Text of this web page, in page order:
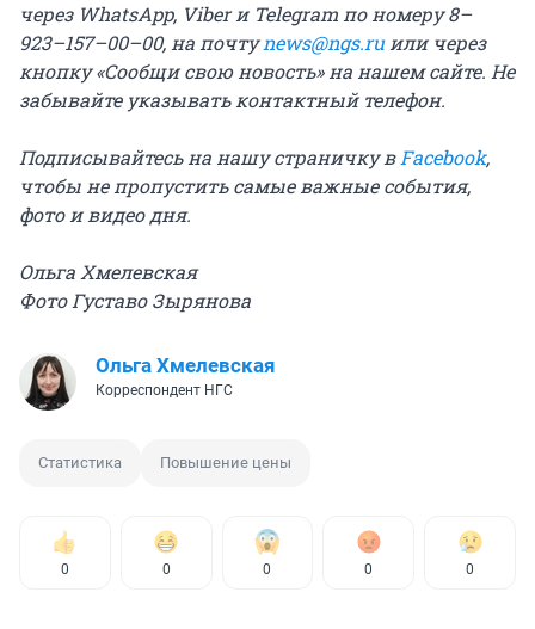
через WhatsApp, Viber и Telegram по номеру 8–
923–157–00–00, на почтуnews@ngs.ruили через
кнопку «Сообщи свою новость» на нашем сайте. Не
забывайте указывать контактный телефон.
Подписывайтесь на нашу страничку вFacebook,
чтобы не пропустить самые важные события,
фото и видео дня.
Ольга Хмелевская
Фото Густаво Зырянова
Ольга Хмелевская
Корреспондент НГС
Статистика Повышение цены
0 0 0 0 0